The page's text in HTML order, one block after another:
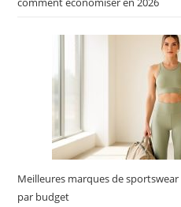
Meilleures marques de
par budget